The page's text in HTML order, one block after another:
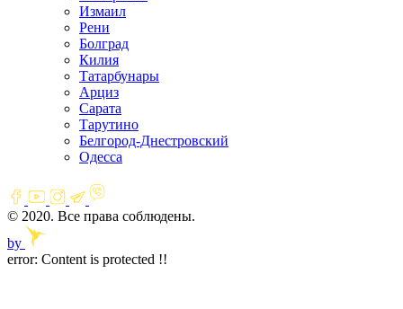
Измаил
Рени
Болград
Килия
Татарбунары
Арциз
Сарата
Тарутино
Белгород-Днестровский
Одесса
© 2020. Все права соблюдены.
by
error: Content is protected !!